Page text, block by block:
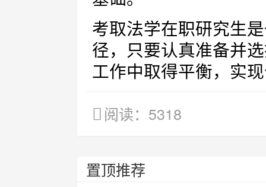
考取法学在职研究生
径，只要认真准备并
工作中取得平衡，实
阅读：5318
置顶推荐